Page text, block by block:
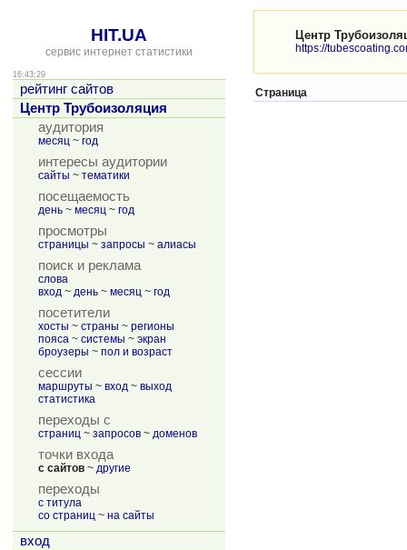
HIT.UA
сервис интернет статистики
16:43:29
рейтинг сайтов
Центр Трубоизоляция
аудитория
месяц ~ год
интересы аудитории
сайты ~ тематики
посещаемость
день ~ месяц ~ год
просмотры
страницы ~ запросы ~ алиасы
поиск и реклама
слова
вход ~ день ~ месяц ~ год
посетители
хосты ~ страны ~ регионы
пояса ~ системы ~ экран
броузеры ~ пол и возраст
сессии
маршруты ~ вход ~ выход
статистика
переходы с
страниц ~ запросов ~ доменов
точки входа
с сайтов ~ другие
переходы
с титула
со страниц ~ на сайты
вход
Центр
https://
Страница